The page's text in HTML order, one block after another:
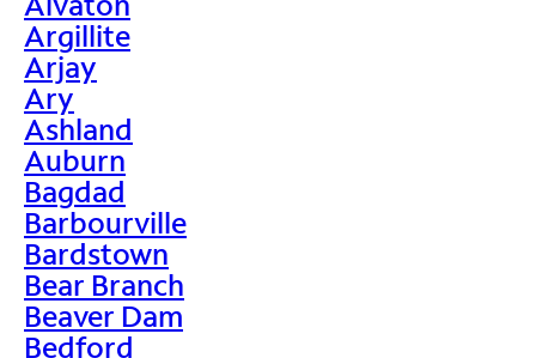
Argillite
Arjay
Ary
Ashland
Auburn
Bagdad
Barbourville
Bardstown
Bear Branch
Beaver Dam
Bedford